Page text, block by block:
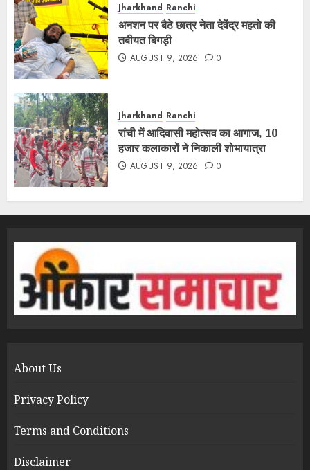
Jharkhand Ranchi
अनशन पर बैठे छात्र नेता देवेंद्र महतो की
तबीयत बिगड़ी
AUGUST 9, 2026 0
Jharkhand Ranchi
रांची में आदिवासी महोत्सव का आगाज, 10
हजार कलाकारों ने निकाली शोभायात्रा
AUGUST 9, 2026 0
About Us
Privacy Policy
Terms and Conditions
Disclaimer